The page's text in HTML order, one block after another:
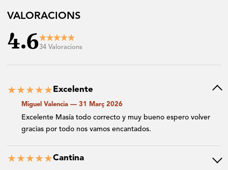
VALORACIONS
4.6★★★★★
34 Valoracions
★★★★★ Excelente
Miguel Valencia — 31 Març 2026
Excelente Masía todo correcto y muy bueno espero volver
gracias por todo nos vamos encantados.
★★★★★Cantina